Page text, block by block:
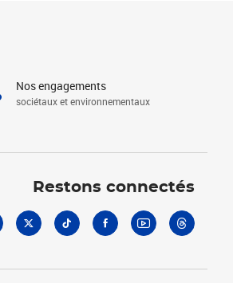
Nos engagements
sociétaux et environnementaux
Restons connectés